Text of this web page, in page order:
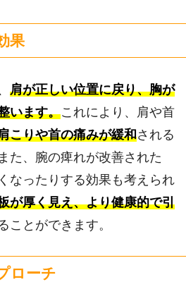
果
肩が正しい位置に戻り、胸が
います。これにより、肩や首
こりや首の痛みが緩和される
た、腕の痺れが改善された
なったりする効果も考えられ
が厚く見え、より健康的で引
ことができます。
ローチ